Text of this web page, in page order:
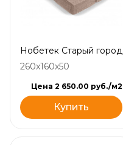
Нобетек Старый город
260x160x50
Цена 2 650.00 руб./м2
Купить